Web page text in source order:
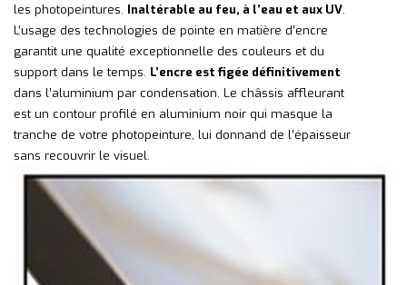
les photopeintures. Inaltérable au feu, à l’eau et aux UV.
L’usage des technologies de pointe en matière d’encre
garantit une qualité exceptionnelle des couleurs et du
support dans le temps. L’encre est figée définitivement
dans l’aluminium par condensation. Le châssis affleurant
est un contour profilé en aluminium noir qui masque la
tranche de votre photopeinture, lui donnand de l’épaisseur
sans recouvrir le visuel.